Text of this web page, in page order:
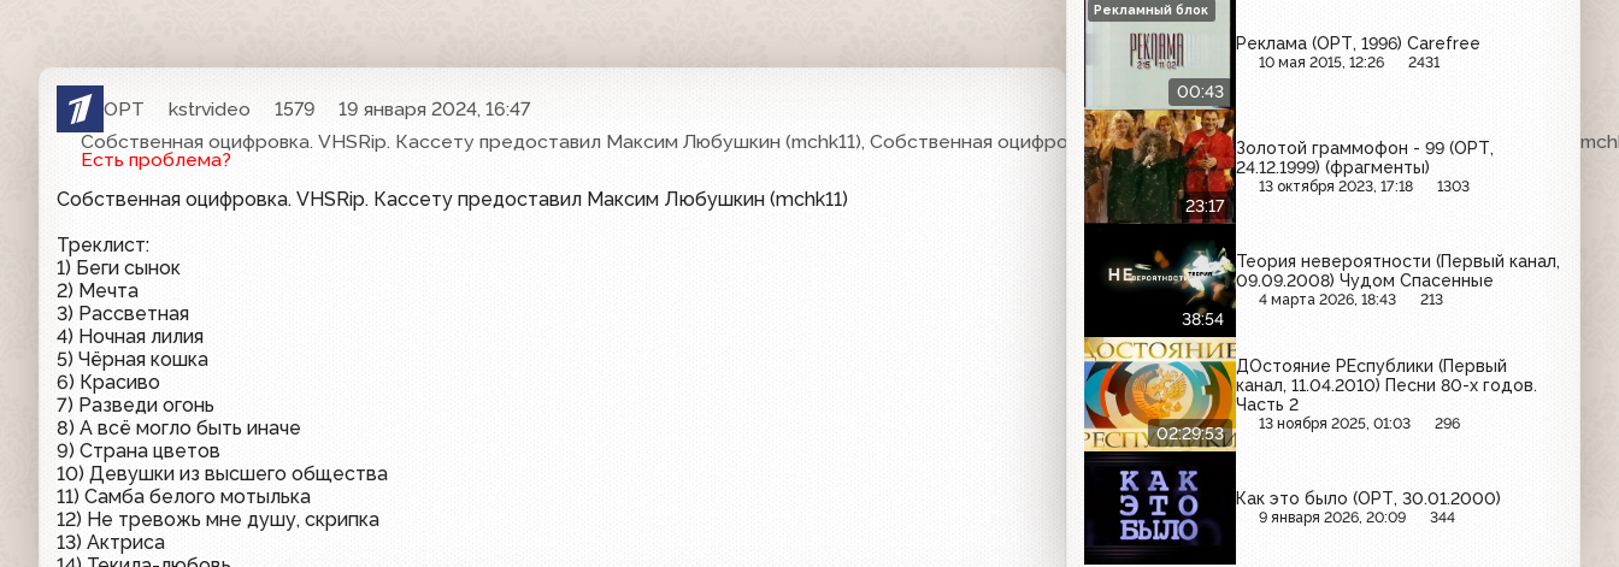
ОРТ kstrvideo 1579
19 января 2024, 16:47
Собственная оцифровка. VHSRip. Кассету предоставил Максим Любушкин (mchk11), Собственная оцифровка. VHSRip. Кассету предоставил Максим Любушкин
Есть проблема?
Собственная оцифровка. VHSRip. Кассету предоставил Максим Любушкин (mchk11)
Треклист:
1) Беги сынок
2) Мечта
3) Рассветная
4) Ночная лилия
5) Чёрная кошка
6) Красиво
7) Разведи огонь
8) А всё могло быть иначе
9) Страна цветов
10) Девушки из высшего общества
11) Самба белого мотылька
12) Не тревожь мне душу, скрипка
13) Актриса
00:43
Реклама (ОРТ, 1996) Carefree
10 мая 2015, 12:26 2431
Рекламный блок
23:17
Золотой граммофон - 99 (ОРТ,
24.12.1999) (фрагменты)
13 октября 2023, 17:18 1303
38:54
Теория невероятности (Первый канал,
09.09.2008) Чудом Спасенные
4 марта 2026, 18:43 213
02:29:53
ДОстояние РЕспублики (Первый
канал, 11.04.2010) Песни 80-х годов.
Часть 2
13 ноября 2025, 01:03 296
Как это было (ОРТ, 30.01.2000)
9 января 2026, 20:09 344